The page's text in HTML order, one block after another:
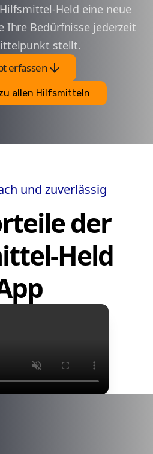
Held eine neue
Ihre Bedürfnisse jederzeit
stellt.
erfassenarrow_downward
allen Hilfsmitteln
und zuverlässig
der
Held